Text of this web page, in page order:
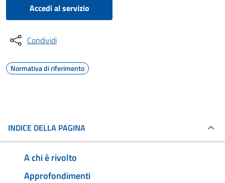
Accedi al servizio
Condividi
Normativa di riferimento
INDICE DELLA PAGINA
A chi è rivolto
Approfondimenti